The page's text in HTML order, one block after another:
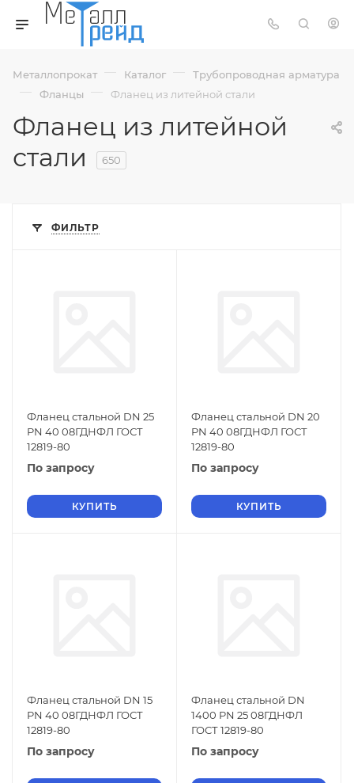
Металлопрокат — Каталог — Трубопроводная арматура
— Фланцы — Фланец из литейной стали
Фланец из литейной
стали
650
ФИЛЬТР
Фланец стальной DN 25
PN 40 08ГДНФЛ ГОСТ
12819-80
По запросу
КУПИТЬ
Фланец стальной DN 20
PN 40 08ГДНФЛ ГОСТ
12819-80
По запросу
КУПИТЬ
Фланец стальной DN 15
PN 40 08ГДНФЛ ГОСТ
12819-80
По запросу
Фланец стальной DN
1400 PN 25 08ГДНФЛ
ГОСТ 12819-80
По запросу